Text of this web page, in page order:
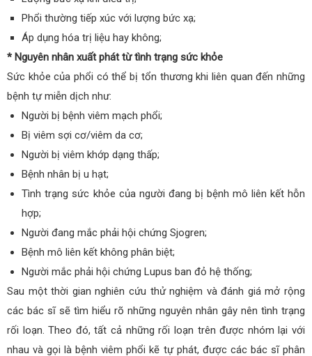
Phổi thường tiếp xúc với lượng bức xạ;
Áp dụng hóa trị liệu hay không;
* Nguyên nhân xuất phát từ tình trạng sức khỏe
Sức khỏe của phổi có thể bị tổn thương khi liên quan đến những
bệnh tự miễn dịch như:
Người bị bệnh viêm mạch phổi;
Bị viêm sợi cơ/viêm da cơ;
Người bị viêm khớp dạng thấp;
Bệnh nhân bị u hạt;
Tình trạng sức khỏe của người đang bị bệnh mô liên kết hỗn
hợp;
Người đang mắc phải hội chứng Sjogren;
Bệnh mô liên kết không phân biệt;
Người mắc phải hội chứng Lupus ban đỏ hệ thống;
Sau một thời gian nghiên cứu thử nghiệm và đánh giá mở rộng
các bác sĩ sẽ tìm hiểu rõ những nguyên nhân gây nên tình trạng
rối loạn. Theo đó, tất cả những rối loạn trên được nhóm lại với
nhau và gọi là bệnh viêm phổi kẽ tự phát, được các bác sĩ phân